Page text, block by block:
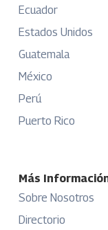
Ecuador
Estados Unidos
Guatemala
México
Perú
Puerto Rico
Más
Sobre Nosotros
Directorio